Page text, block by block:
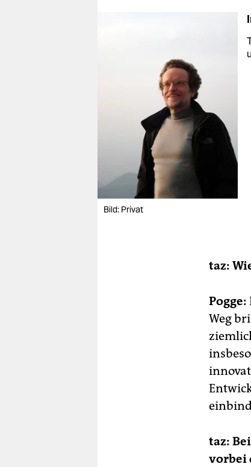
Bild: Privat
taz:
Pogge:
Weg
taz:
vorbei